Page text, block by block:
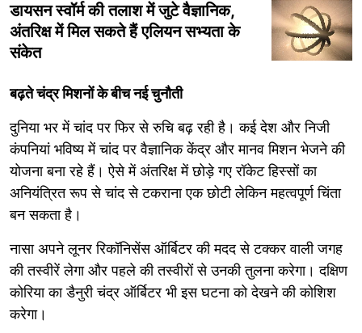
डायसन स्वॉर्म की तलाश में जुटे वैज्ञानिक,
अंतरिक्ष में मिल सकते हैं एलियन सभ्यता के
संकेत
बढ़ते चंद्र मिशनों के बीच नई चुनौती
दुनिया भर में चांद पर फिर से रुचि बढ़ रही है। कई देश और निजी
कंपनियां भविष्य में चांद पर वैज्ञानिक केंद्र और मानव मिशन भेजने की
योजना बना रहे हैं। ऐसे में अंतरिक्ष में छोड़े गए रॉकेट हिस्सों का
अनियंत्रित रूप से चांद से टकराना एक छोटी लेकिन महत्वपूर्ण चिंता
बन सकता है।
नासा अपने लूनर रिकॉनिसेंस ऑर्बिटर की मदद से टक्कर वाली जगह
की तस्वीरें लेगा और पहले की तस्वीरों से उनकी तुलना करेगा। दक्षिण
कोरिया का डैनुरी चंद्र ऑर्बिटर भी इस घटना को देखने की कोशिश
करेगा।